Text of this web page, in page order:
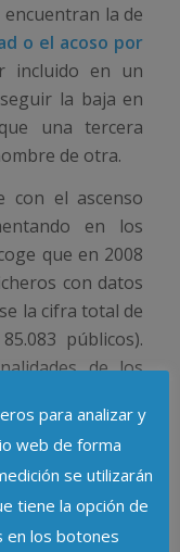
la de
o el acoso por
incluido en un
la baja en
una tercera
de otra.
con el ascenso
en los
que en 2008
con datos
la cifra total de
públicos).
de los
se producen
fines de
videovigilancia
duplicado a los
5.012 ficheros,
para analizar y
web de forma
se utilizarán
tiene la opción de
en los botones